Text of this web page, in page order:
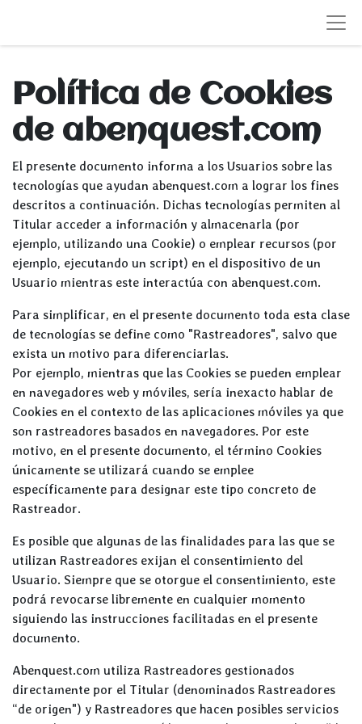
Política de Cookies
de abenquest.com
El presente documento informa a los Usuarios sobre las
tecnologías que ayudan abenquest.com a lograr los fines
descritos a continuación. Dichas tecnologías permiten al
Titular acceder a información y almacenarla (por
ejemplo, utilizando una Cookie) o emplear recursos (por
ejemplo, ejecutando un script) en el dispositivo de un
Usuario mientras este interactúa con abenquest.com.
Para simplificar, en el presente documento toda esta clase
de tecnologías se define como "Rastreadores", salvo que
exista un motivo para diferenciarlas.
Por ejemplo, mientras que las Cookies se pueden emplear
en navegadores web y móviles, sería inexacto hablar de
Cookies en el contexto de las aplicaciones móviles ya que
son rastreadores basados en navegadores. Por este
motivo, en el presente documento, el término Cookies
únicamente se utilizará cuando se emplee
específicamente para designar este tipo concreto de
Rastreador.
Es posible que algunas de las finalidades para las que se
utilizan Rastreadores exijan el consentimiento del
Usuario. Siempre que se otorgue el consentimiento, este
podrá revocarse libremente en cualquier momento
siguiendo las instrucciones facilitadas en el presente
documento.
Abenquest.com utiliza Rastreadores gestionados
directamente por el Titular (denominados Rastreadores
“de origen") y Rastreadores que hacen posibles servicios